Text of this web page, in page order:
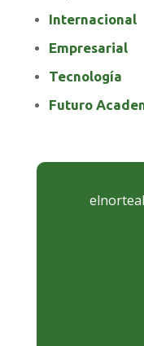
Internacional
Empresarial
Tecnología
Futuro